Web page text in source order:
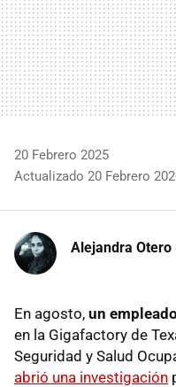
20 Febrero 2025
Actualizado 20 Febrero
Alejandra Otero
En agosto, un
en la Gigafactory de
Seguridad y Salud
abrió una investigación